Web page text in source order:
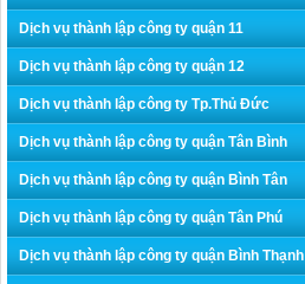
Dịch vụ thành lập công ty quận 11
Dịch vụ thành lập công ty quận 12
Dịch vụ thành lập công ty Tp.Thủ Đức
Dịch vụ thành lập công ty quận Tân Bình
Dịch vụ thành lập công ty quận Bình Tân
Dịch vụ thành lập công ty quận Tân Phú
Dịch vụ thành lập công ty quận Bình Thạnh